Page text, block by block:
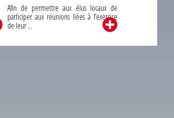
Afin de permettre aux élus locaux de
participer aux réunions liées à l’exercice
de leur ...